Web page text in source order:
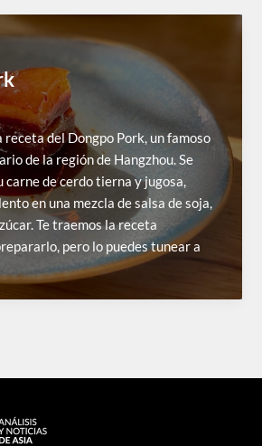
del Dongpo Pork, un famoso
de la región de Hangzhou. Se
carne de cerdo tierna y jugosa,
en una mezcla de salsa de soja,
Te traemos la receta
pero lo puedes tunear a